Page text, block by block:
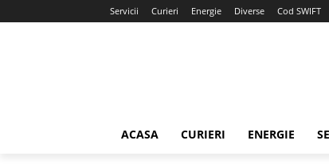
Servicii Curieri Energie Diverse Cod SWIFT
ACASA CURIERI ENERGIE